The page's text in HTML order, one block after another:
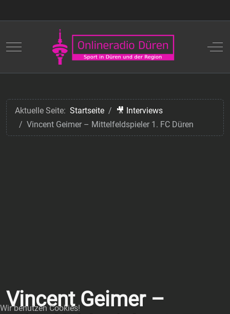
Mobile Menu Toggle Off-
Aktuelle Seite: Startseite
🎥 Interviews
Vincent Geimer – Mittelfeldspieler 1. FC Düren
Vincent Geimer –
Wir benutzen Cookies!